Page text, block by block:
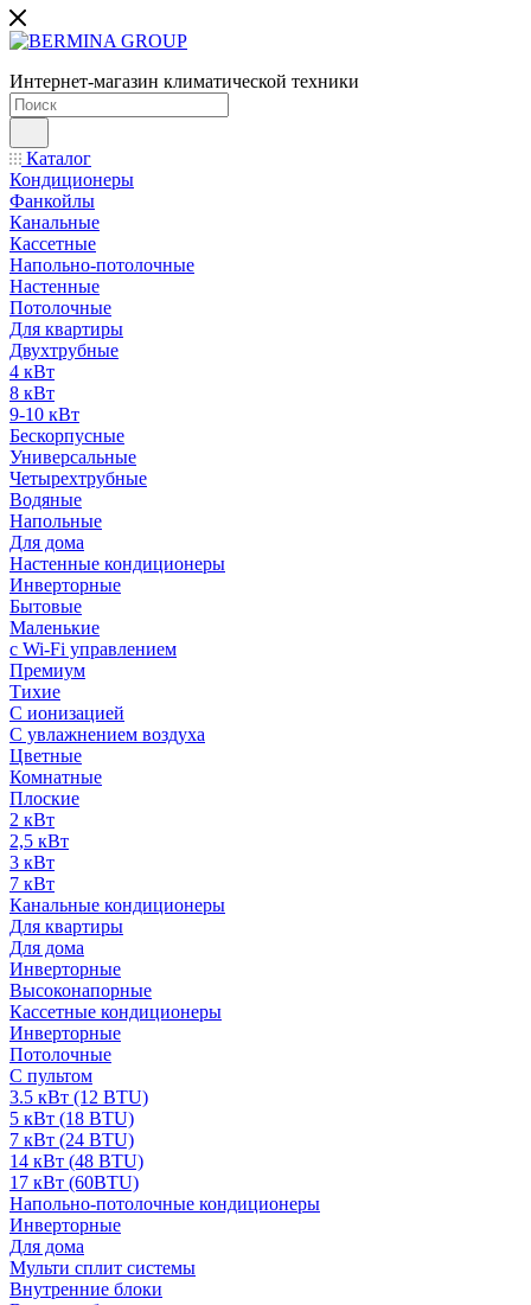
Интернет-магазин климатической техники
Каталог
Кондиционеры
Фанкойлы
Канальные
Кассетные
Напольно-потолочные
Настенные
Потолочные
Для квартиры
Двухтрубные
4 кВт
8 кВт
9-10 кВт
Бескорпусные
Универсальные
Четырехтрубные
Водяные
Напольные
Для дома
Настенные кондиционеры
Инверторные
Бытовые
Маленькие
с Wi-Fi управлением
Премиум
Тихие
С ионизацией
С увлажнением воздуха
Цветные
Комнатные
Плоские
2 кВт
2,5 кВт
3 кВт
7 кВт
Канальные кондиционеры
Для квартиры
Для дома
Инверторные
Высоконапорные
Кассетные кондиционеры
Инверторные
Потолочные
С пультом
3.5 кВт (12 BTU)
5 кВт (18 BTU)
7 кВт (24 BTU)
14 кВт (48 BTU)
17 кВт (60BTU)
Напольно-потолочные кондиционеры
Инверторные
Для дома
Мульти сплит системы
Внутренние блоки